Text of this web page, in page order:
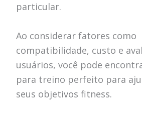
particular.
Ao considerar fatores como
compatibilidade, custo e
usuários, você pode
para treino perfeito para
seus objetivos fitness.